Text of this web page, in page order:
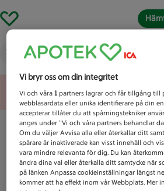
Vad letar du efter idag?
Unknown error
Vi bryr oss om din integritet
Vi och våra1 partners lagrar och får tillgång till
webbläsardata eller unika identifierare på din
accepterar tillåter du att spårningstekniker
anges under ”Vi och våra partners behandlar
Om du väljer Avvisa alla eller återkallar ditt
spårare är inaktiverade kan visst innehåll och
vara mindre relevanta för dig. Du kan
ändra dina val eller återkalla ditt samtycke när
på länken Anpassa cookieinställningar längst
kommer att ha effekt inom vår Webbplats. Mer